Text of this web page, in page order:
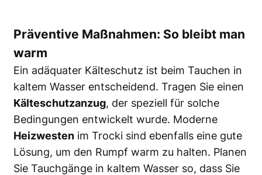
Präventive Maßnahmen: So bleibt man
warm
Ein adäquater Kälteschutz ist beim Tauchen in
kaltem Wasser entscheidend. Tragen Sie einen
Kälteschutzanzug, der speziell für solche
Bedingungen entwickelt wurde. Moderne
Heizwesten im Trocki sind ebenfalls eine gute
Lösung, um den Rumpf warm zu halten. Planen
Sie Tauchgänge in kaltem Wasser so, dass Sie